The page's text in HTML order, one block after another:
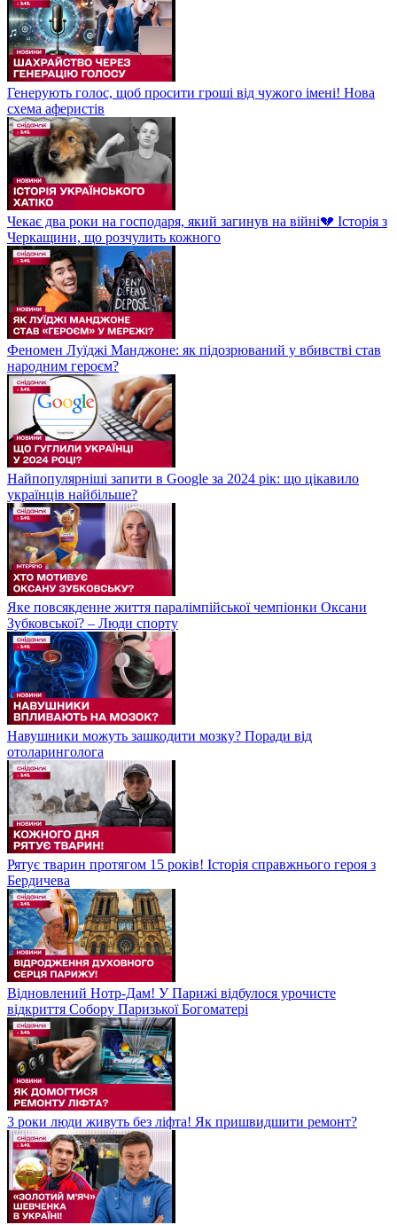
Генерують голос, щоб просити гроші від чужого імені! Нова
схема аферистів
Чекає два роки на господаря, який загинув на війні💔 Історія з
Черкащини, що розчулить кожного
Феномен Луїджі Манджоне: як підозрюваний у вбивстві став
народним героєм?
Найпопулярніші запити в Google за 2024 рік: що цікавило
українців найбільше?
Яке повсякденне життя паралімпійської чемпіонки Оксани
Зубковської? – Люди спорту
Навушники можуть зашкодити мозку? Поради від
отоларинголога
Рятує тварин протягом 15 років! Історія справжнього героя з
Бердичева
Відновлений Нотр-Дам! У Парижі відбулося урочисте
відкриття Собору Паризької Богоматері
3 роки люди живуть без ліфта! Як пришвидшити ремонт?